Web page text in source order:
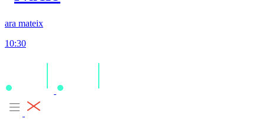
ara mateix
10:30